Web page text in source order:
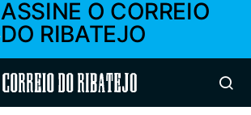
ASSINE O CORREIO
DO RIBATEJO
Correio do Ribatejo